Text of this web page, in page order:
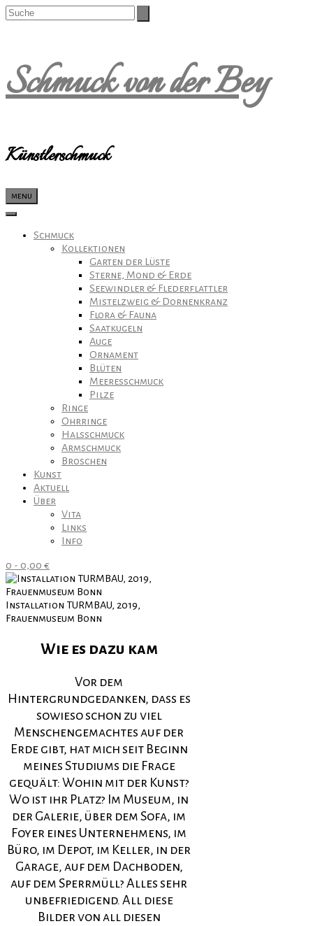
Schmuck von der Bey
Künstlerschmuck
menu
Schmuck
Kollektionen
Garten der Lüste
Sterne, Mond & Erde
Seewindler & Flederflattler
Mistelzweig & Dornenkranz
Flora & Fauna
Saatkugeln
Auge
Ornament
Blüten
Meeresschmuck
Pilze
Ringe
Ohrringe
Halsschmuck
Armschmuck
Broschen
Kunst
Aktuell
Über
Vita
Links
Info
0 - 0,00 €
Installation TURMBAU, 2019,
Frauenmuseum Bonn
Wie es dazu kam
Vor dem
Hintergrundgedanken, dass es
sowieso schon zu viel
Menschengemachtes auf der
Erde gibt, hat mich seit Beginn
meines Studiums die Frage
gequält: Wohin mit der Kunst?
Wo ist ihr Platz? Im Museum, in
der Galerie, über dem Sofa, im
Foyer eines Unternehmens, im
Büro, im Depot, im Keller, in der
Garage, auf dem Dachboden,
auf dem Sperrmüll? Alles sehr
unbefriedigend. All diese
Bilder von all diesen